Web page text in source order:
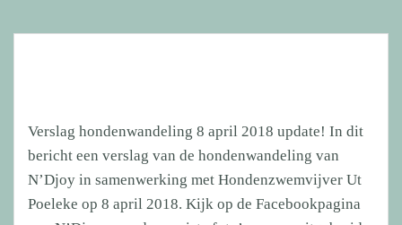
Verslag hondenwandeling 8 april 2018 update! In dit
bericht een verslag van de hondenwandeling van
N’Djoy in samenwerking met Hondenzwemvijver Ut
Poeleke op 8 april 2018. Kijk op de Facebookpagina